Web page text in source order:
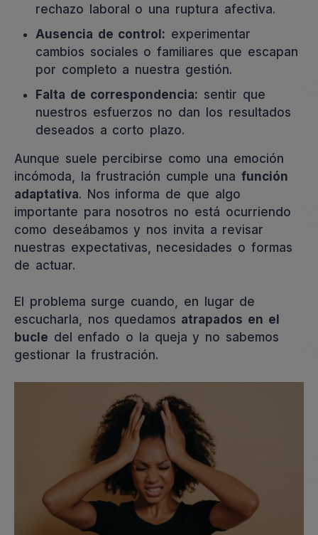
rechazo laboral o una ruptura afectiva.
Ausencia de control: experimentar
cambios sociales o familiares que escapan
por completo a nuestra gestión.
Falta de correspondencia: sentir que
nuestros esfuerzos no dan los resultados
deseados a corto plazo.
Aunque suele percibirse como una emoción
incómoda, la frustración cumple una función
adaptativa. Nos informa de que algo
importante para nosotros no está ocurriendo
como deseábamos y nos invita a revisar
nuestras expectativas, necesidades o formas
de actuar.
El problema surge cuando, en lugar de
escucharla, nos quedamos atrapados en el
bucle del enfado o la queja y no sabemos
gestionar la frustración.